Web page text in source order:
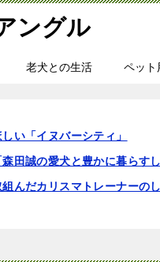
ングル
老犬との生活 ペット
い「イヌバーシティ」
田誠の愛犬と豊かに暮らすし
んだカリスマトレーナーの